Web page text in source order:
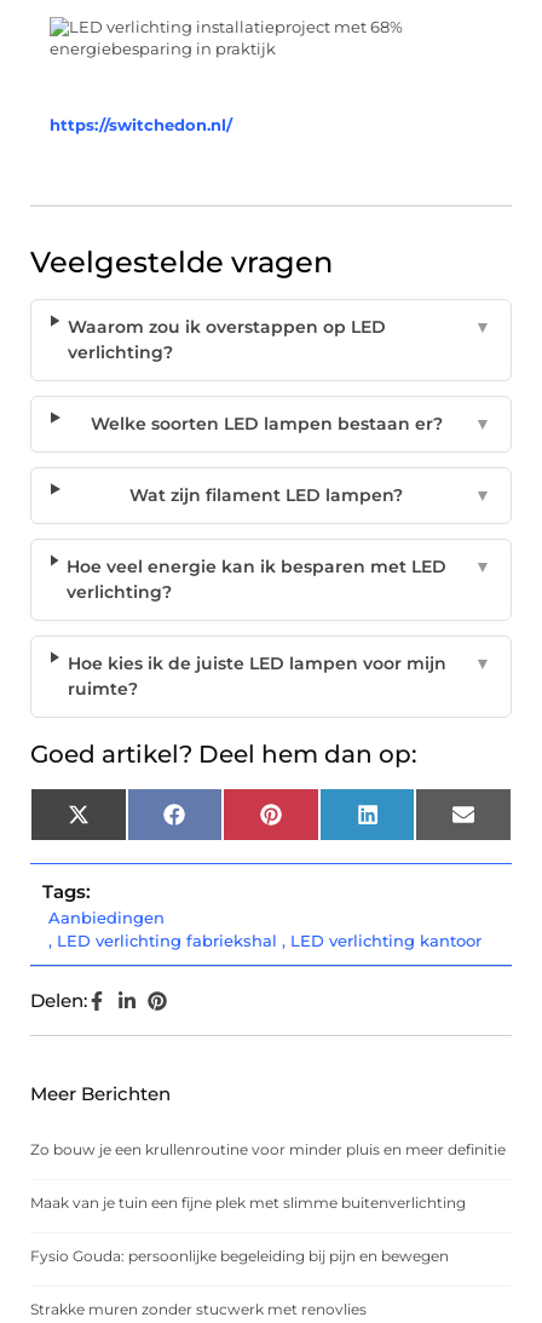
https://switchedon.nl/
Veelgestelde vragen
Waarom zou ik overstappen op LED
verlichting?
▼
Welke soorten LED lampen bestaan er? ▼
Wat zijn filament LED lampen? ▼
Hoe veel energie kan ik besparen met LED
verlichting?
▼
Hoe kies ik de juiste LED lampen voor mijn
ruimte?
▼
Goed artikel? Deel hem dan op:
X
(Twitter)
Facebook Pinterest LinkedIn Email
Tags:
Aanbiedingen
, LED verlichting fabriekshal , LED verlichting kantoor
Delen:
Meer Berichten
Zo bouw je een krullenroutine voor minder pluis en meer definitie
Maak van je tuin een fijne plek met slimme buitenverlichting
Fysio Gouda: persoonlijke begeleiding bij pijn en bewegen
Strakke muren zonder stucwerk met renovlies